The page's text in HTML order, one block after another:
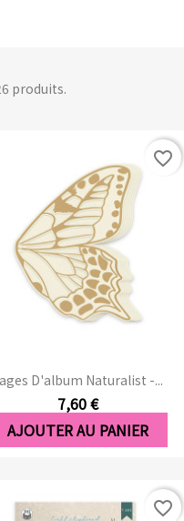
produits.
D'album Naturalist -...
7,60 €
AJOUTER AU PANIER
Aperçu rapide
favorite_border
favorite_border